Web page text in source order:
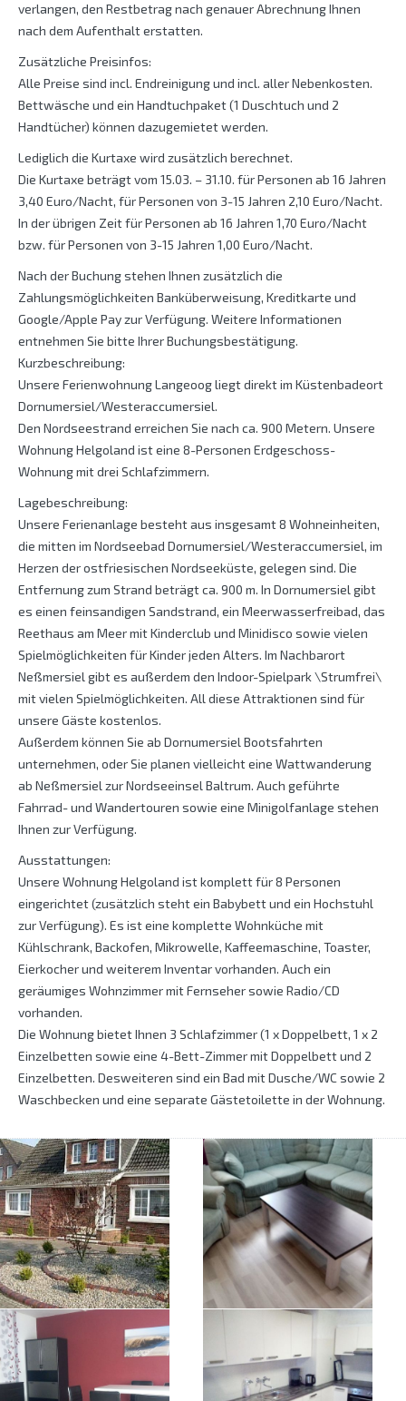
verlangen, den Restbetrag nach genauer Abrechnung Ihnen
nach dem Aufenthalt erstatten.
Zusätzliche Preisinfos:
Alle Preise sind incl. Endreinigung und incl. aller Nebenkosten.
Bettwäsche und ein Handtuchpaket (1 Duschtuch und 2
Handtücher) können dazugemietet werden.
Lediglich die Kurtaxe wird zusätzlich berechnet.
Die Kurtaxe beträgt vom 15.03. – 31.10. für Personen ab 16 Jahren
3,40 Euro/Nacht, für Personen von 3-15 Jahren 2,10 Euro/Nacht.
In der übrigen Zeit für Personen ab 16 Jahren 1,70 Euro/Nacht
bzw. für Personen von 3-15 Jahren 1,00 Euro/Nacht.
Nach der Buchung stehen Ihnen zusätzlich die
Zahlungsmöglichkeiten Banküberweisung, Kreditkarte und
Google/Apple Pay zur Verfügung. Weitere Informationen
entnehmen Sie bitte Ihrer Buchungsbestätigung.
Kurzbeschreibung:
Unsere Ferienwohnung Langeoog liegt direkt im Küstenbadeort
Dornumersiel/Westeraccumersiel.
Den Nordseestrand erreichen Sie nach ca. 900 Metern. Unsere
Wohnung Helgoland ist eine 8-Personen Erdgeschoss-
Wohnung mit drei Schlafzimmern.
Lagebeschreibung:
Unsere Ferienanlage besteht aus insgesamt 8 Wohneinheiten,
die mitten im Nordseebad Dornumersiel/Westeraccumersiel, im
Herzen der ostfriesischen Nordseeküste, gelegen sind. Die
Entfernung zum Strand beträgt ca. 900 m. In Dornumersiel gibt
es einen feinsandigen Sandstrand, ein Meerwasserfreibad, das
Reethaus am Meer mit Kinderclub und Minidisco sowie vielen
Spielmöglichkeiten für Kinder jeden Alters. Im Nachbarort
Neßmersiel gibt es außerdem den Indoor-Spielpark \Strumfrei\
mit vielen Spielmöglichkeiten. All diese Attraktionen sind für
unsere Gäste kostenlos.
Außerdem können Sie ab Dornumersiel Bootsfahrten
unternehmen, oder Sie planen vielleicht eine Wattwanderung
ab Neßmersiel zur Nordseeinsel Baltrum. Auch geführte
Fahrrad- und Wandertouren sowie eine Minigolfanlage stehen
Ihnen zur Verfügung.
Ausstattungen:
Unsere Wohnung Helgoland ist komplett für 8 Personen
eingerichtet (zusätzlich steht ein Babybett und ein Hochstuhl
zur Verfügung). Es ist eine komplette Wohnküche mit
Kühlschrank, Backofen, Mikrowelle, Kaffeemaschine, Toaster,
Eierkocher und weiterem Inventar vorhanden. Auch ein
geräumiges Wohnzimmer mit Fernseher sowie Radio/CD
vorhanden.
Die Wohnung bietet Ihnen 3 Schlafzimmer (1 x Doppelbett, 1 x 2
Einzelbetten sowie eine 4-Bett-Zimmer mit Doppelbett und 2
Einzelbetten. Desweiteren sind ein Bad mit Dusche/WC sowie 2
Waschbecken und eine separate Gästetoilette in der Wohnung.